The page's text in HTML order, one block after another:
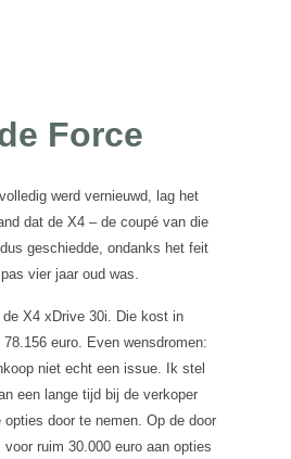
Force
werd vernieuwd, lag het
dat de X4 – de coupé van die
geschiedde, ondanks het feit
vier jaar oud was.
de X4 xDrive 30i. Die kost in
euro. Even wensdromen:
niet echt een issue. Ik stel
een lange tijd bij de verkoper
door te nemen. Op de door
ruim 30.000 euro aan opties